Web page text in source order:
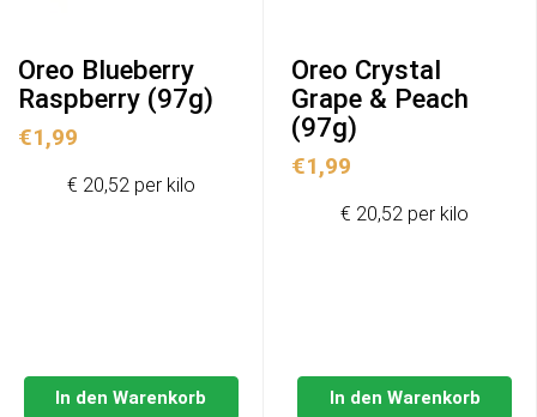
Oreo Blueberry
Raspberry (97g)
€1,99
In den Warenkorb
€ 20,52 per kilo
Oreo Crystal
Grape & Peach
(97g)
€1,99
In den Warenkorb
€ 20,52 per kilo